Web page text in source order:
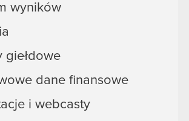
wyników
giełdowe
dane finansowe
i webcasty